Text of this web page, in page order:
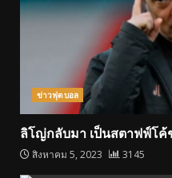
ข่าวฟุตบอล
ลิโญ่กลับมา เป็นสตาฟฟ์โค้
สิงหาคม 5, 2023 3145